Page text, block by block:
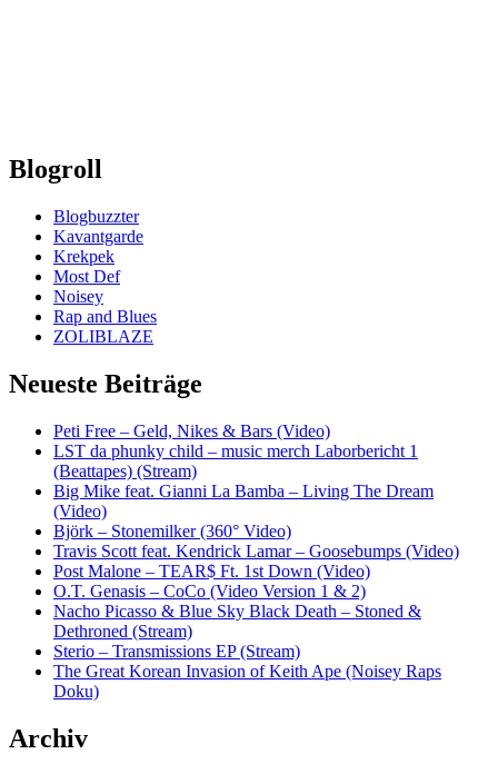
Blogroll
Blogbuzzter
Kavantgarde
Krekpek
Most Def
Noisey
Rap and Blues
ZOLIBLAZE
Neueste Beiträge
Peti Free – Geld, Nikes & Bars (Video)
LST da phunky child – music merch Laborbericht 1
(Beattapes) (Stream)
Big Mike feat. Gianni La Bamba – Living The Dream
(Video)
Björk – Stonemilker (360° Video)
Travis Scott feat. Kendrick Lamar – Goosebumps (Video)
Post Malone – TEAR$ Ft. 1st Down (Video)
O.T. Genasis – CoCo (Video Version 1 & 2)
Nacho Picasso & Blue Sky Black Death – Stoned &
Dethroned (Stream)
Sterio – Transmissions EP (Stream)
The Great Korean Invasion of Keith Ape (Noisey Raps
Doku)
Archiv